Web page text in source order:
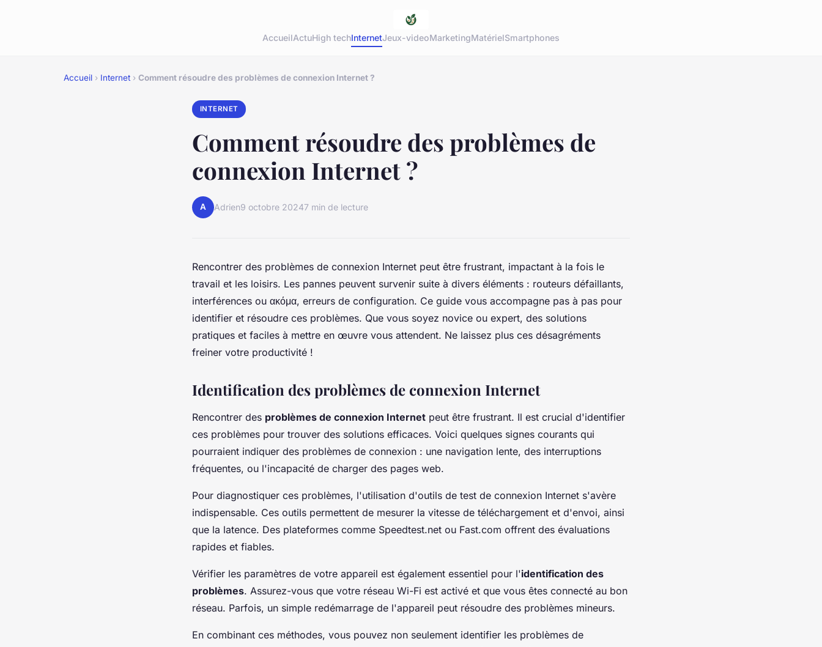
AccueilActuHigh techInternetJeux-videoMarketingMatérielSmartphones
Accueil › Internet › Comment résoudre des problèmes de connexion Internet ?
INTERNET
Comment résoudre des problèmes de
connexion Internet ?
A Adrien9 octobre 20247 min de lecture
Rencontrer des problèmes de connexion Internet peut être frustrant, impactant à la fois le
travail et les loisirs. Les pannes peuvent survenir suite à divers éléments : routeurs défaillants,
interférences ou ακόμα, erreurs de configuration. Ce guide vous accompagne pas à pas pour
identifier et résoudre ces problèmes. Que vous soyez novice ou expert, des solutions
pratiques et faciles à mettre en œuvre vous attendent. Ne laissez plus ces désagréments
freiner votre productivité !
Identification des problèmes de connexion Internet
Rencontrer des problèmes de connexion Internet peut être frustrant. Il est crucial d'identifier
ces problèmes pour trouver des solutions efficaces. Voici quelques signes courants qui
pourraient indiquer des problèmes de connexion : une navigation lente, des interruptions
fréquentes, ou l'incapacité de charger des pages web.
Pour diagnostiquer ces problèmes, l'utilisation d'outils de test de connexion Internet s'avère
indispensable. Ces outils permettent de mesurer la vitesse de téléchargement et d'envoi, ainsi
que la latence. Des plateformes comme Speedtest.net ou Fast.com offrent des évaluations
rapides et fiables.
Vérifier les paramètres de votre appareil est également essentiel pour l'identification des
problèmes. Assurez-vous que votre réseau Wi-Fi est activé et que vous êtes connecté au bon
réseau. Parfois, un simple redémarrage de l'appareil peut résoudre des problèmes mineurs.
En combinant ces méthodes, vous pouvez non seulement identifier les problèmes de